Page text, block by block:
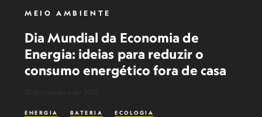
MEIO AMBIENTE
Dia Mundial da Economia de
Energia: ideias para reduzir o
consumo energético fora de casa
ENERGIA BATERIA
ECOLOGIA